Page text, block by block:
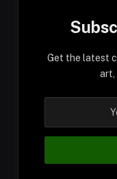
Get the latest
art,